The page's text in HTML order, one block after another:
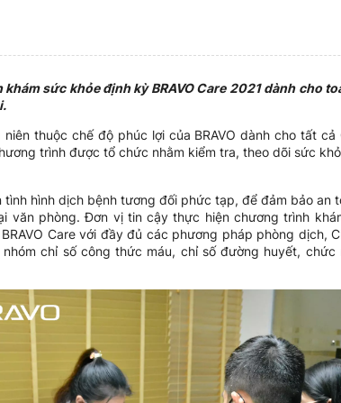
sức khỏe định kỳ BRAVO Care 2021 dành cho
niên thuộc chế độ phúc lợi của BRAVO dành cho tất
trình được tổ chức nhằm kiểm tra, theo dõi sức
hình dịch bệnh tương đối phức tạp, để đảm bảo an
văn phòng. Đơn vị tin cậy thực hiện chương trình
Care với đầy đủ các phương pháp phòng dịch,
chỉ số công thức máu, chỉ số đường huyết,